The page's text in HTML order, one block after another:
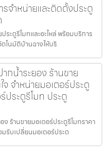
จำหน่ายและติดตั้งประตู
ะตูรีโมทและอะไหล่ พร้อมบริการ
โนมัติบ้านฉางให้บริ
กน้ำระยอง ร้านขาย
จ จำหน่ายมอเตอร์ประตู
ประตูรีโมท ประตู
ร้านขายมอเตอร์ประตูรีโมทราคา
รับเปลี่ยนมอเตอร์ประต